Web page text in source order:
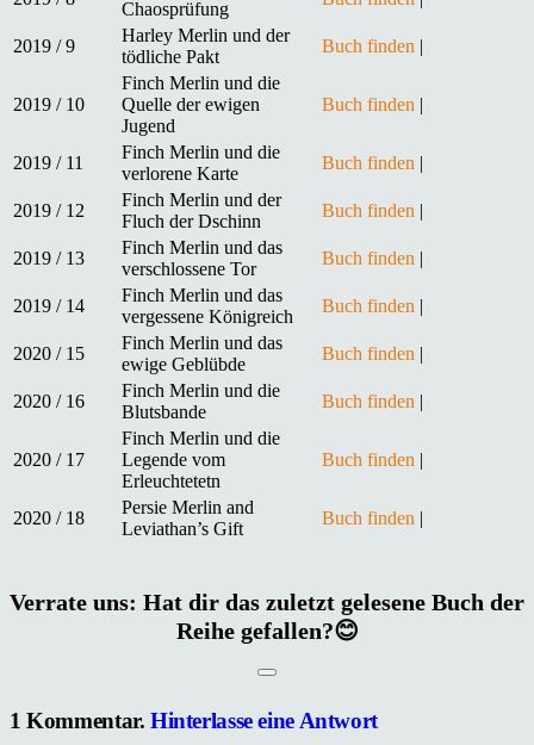
Chaosprüfung
2019 / 9
Harley Merlin und der
tödliche Pakt
Buch finden |
2019 / 10
Finch Merlin und die
Quelle der ewigen
Jugend
Buch finden |
2019 / 11
Finch Merlin und die
verlorene Karte
Buch finden |
2019 / 12
Finch Merlin und der
Fluch der Dschinn
Buch finden |
2019 / 13
Finch Merlin und das
verschlossene Tor
Buch finden |
2019 / 14
Finch Merlin und das
vergessene Königreich
Buch finden |
2020 / 15
Finch Merlin und das
ewige Geblübde
Buch finden |
2020 / 16
Finch Merlin und die
Blutsbande
Buch finden |
2020 / 17
Finch Merlin und die
Legende vom
Erleuchtetetn
Buch finden |
2020 / 18
Persie Merlin and
Leviathan’s Gift
Buch finden |
Verrate uns: Hat dir das zuletzt gelesene Buch der
Reihe gefallen?😊
1Kommentar. Hinterlasse eine Antwort